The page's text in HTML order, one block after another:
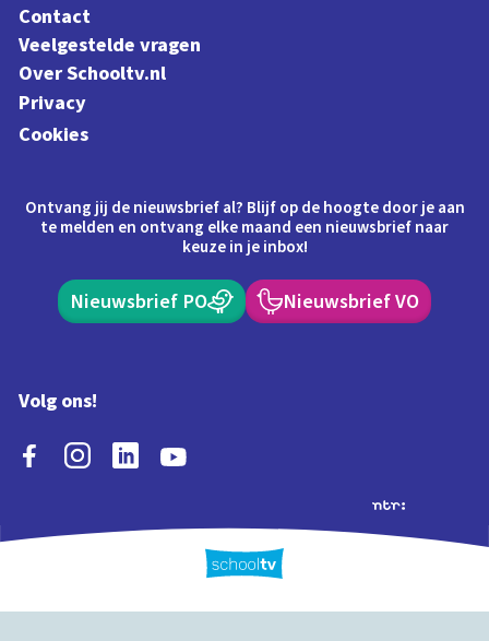
Contact
Veelgestelde vragen
Over Schooltv.nl
Privacy
Cookies
Ontvang jij de nieuwsbrief al? Blijf op de hoogte door je aan
te melden en ontvang elke maand een nieuwsbrief naar
keuze in je inbox!
Nieuwsbrief PO Nieuwsbrief VO
Volg ons!